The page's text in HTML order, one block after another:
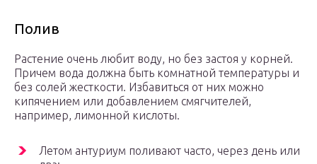
Полив
Растение очень любит воду, но без застоя у корней.
Причем вода должна быть комнатной температуры и
без солей жесткости. Избавиться от них можно
кипячением или добавлением смягчителей,
например, лимонной кислоты.
Летом антуриум поливают часто, через день или